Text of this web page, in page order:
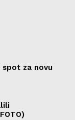
spot za novu